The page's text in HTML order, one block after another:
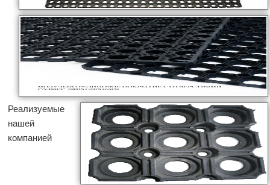
Реализуемые
нашей
компанией